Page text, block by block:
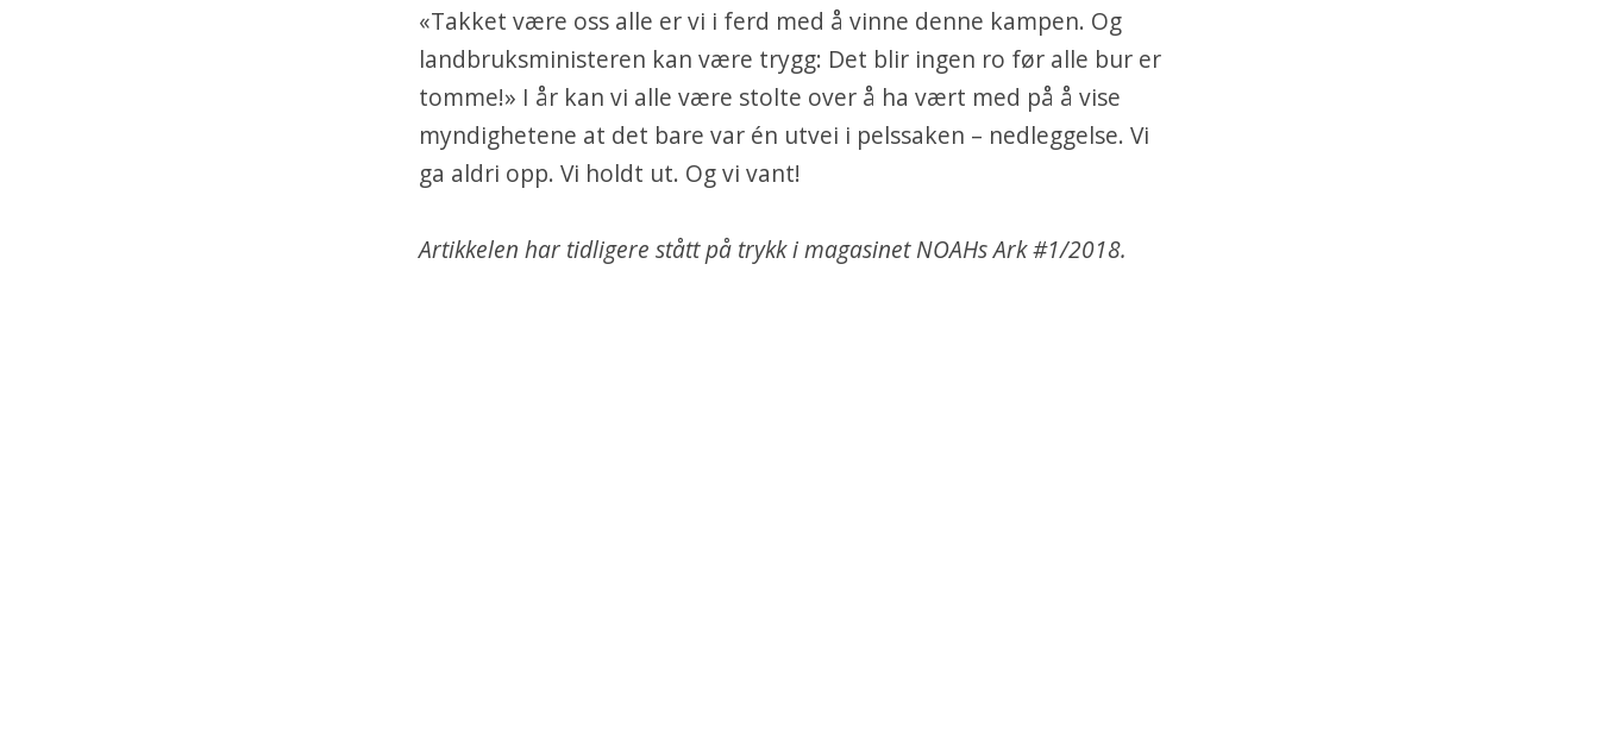
«Takket være oss alle er vi i ferd med å vinne denne kampen. Og
landbruksministeren kan være trygg: Det blir ingen ro før alle bur er
tomme!» I år kan vi alle være stolte over å ha vært med på å vise
myndighetene at det bare var én utvei i pelssaken – nedleggelse. Vi
ga aldri opp. Vi holdt ut. Og vi vant!
Artikkelen har tidligere stått på trykk i magasinet NOAHs Ark #1/2018.